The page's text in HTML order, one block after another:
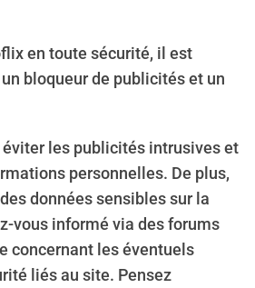
en toute sécurité, il est
bloqueur de publicités et un
éviter les publicités intrusives et
personnelles. De plus,
données sensibles sur la
vous informé via des forums
concernant les éventuels
liés au site. Pensez